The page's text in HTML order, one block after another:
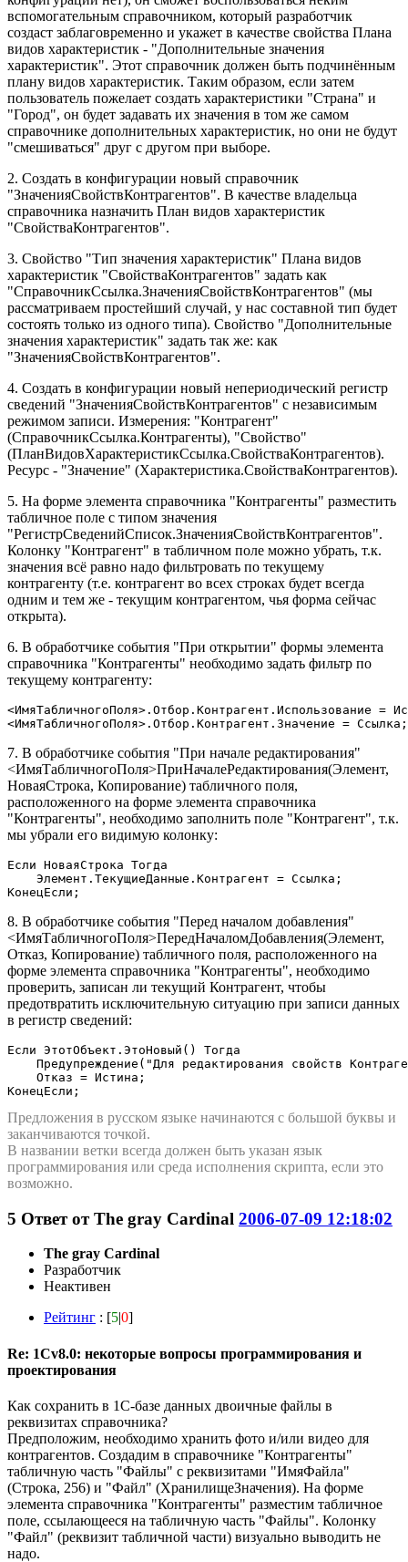
вспомогательным справочником, который разработчик
создаст заблаговременно и укажет в качестве свойства Плана
видов характеристик - "Дополнительные значения
характеристик". Этот справочник должен быть подчинённым
плану видов характеристик. Таким образом, если затем
пользователь пожелает создать характеристики "Страна" и
"Город", он будет задавать их значения в том же самом
справочнике дополнительных характеристик, но они не будут
"смешиваться" друг с другом при выборе.
2. Создать в конфигурации новый справочник
"ЗначенияСвойствКонтрагентов". В качестве владельца
справочника назначить План видов характеристик
"СвойстваКонтрагентов".
3. Свойство "Тип значения характеристик" Плана видов
характеристик "СвойстваКонтрагентов" задать как
"СправочникСсылка.ЗначенияСвойствКонтрагентов" (мы
рассматриваем простейший случай, у нас составной тип будет
состоять только из одного типа). Свойство "Дополнительные
значения характеристик" задать так же: как
"ЗначенияСвойствКонтрагентов".
4. Создать в конфигурации новый непериодический регистр
сведений "ЗначенияСвойствКонтрагентов" с независимым
режимом записи. Измерения: "Контрагент"
(СправочникСсылка.Контрагенты), "Свойство"
(ПланВидовХарактеристикСсылка.СвойстваКонтрагентов).
Ресурс - "Значение" (Характеристика.СвойстваКонтрагентов).
5. На форме элемента справочника "Контрагенты" разместить
табличное поле с типом значения
"РегистрСведенийСписок.ЗначенияСвойствКонтрагентов".
Колонку "Контрагент" в табличном поле можно убрать, т.к.
значения всё равно надо фильтровать по текущему
контрагенту (т.е. контрагент во всех строках будет всегда
одним и тем же - текущим контрагентом, чья форма сейчас
открыта).
6. В обработчике события "При открытии" формы элемента
справочника "Контрагенты" необходимо задать фильтр по
текущему контрагенту:
<ИмяТабличногоПоля>.Отбор.Контрагент.Использование =
<ИмяТабличногоПоля>.Отбор.Контрагент.Значение = Ссылка;
7. В обработчике события "При начале редактирования"
<ИмяТабличногоПоля>ПриНачалеРедактирования(Элемент,
НоваяСтрока, Копирование) табличного поля,
расположенного на форме элемента справочника
"Контрагенты", необходимо заполнить поле "Контрагент", т.к.
мы убрали его видимую колонку:
Если НоваяСтрока Тогда
    Элемент.ТекущиеДанные.Контрагент = Ссылка;
КонецЕсли;
8. В обработчике события "Перед началом добавления"
<ИмяТабличногоПоля>ПередНачаломДобавления(Элемент,
Отказ, Копирование) табличного поля, расположенного на
форме элемента справочника "Контрагенты", необходимо
проверить, записан ли текущий Контрагент, чтобы
предотвратить исключительную ситуацию при записи данных
в регистр сведений:
Если ЭтотОбъект.ЭтоНовый() Тогда
Предупреждение("Для редактирования свойств
    Отказ = Истина;
КонецЕсли;
Предложения в русском языке начинаются с большой буквы и
заканчиваются точкой.
В названии ветки всегда должен быть указан язык
программирования или среда исполнения скрипта, если это
возможно.
5 Ответ отThe gray Cardinal 2006-07-09 12:18:02
The gray Cardinal
Разработчик
Неактивен
Рейтинг : [5|0]
Re: 1Cv8.0: некоторые вопросы программирования и
проектирования
Как сохранить в 1С-базе данных двоичные файлы в
реквизитах справочника?
Предположим, необходимо хранить фото и/или видео для
контрагентов. Создадим в справочнике "Контрагенты"
табличную часть "Файлы" с реквизитами "ИмяФайла"
(Строка, 256) и "Файл" (ХранилищеЗначения). На форме
элемента справочника "Контрагенты" разместим табличное
поле, ссылающееся на табличную часть "Файлы". Колонку
"Файл" (реквизит табличной части) визуально выводить не
надо.